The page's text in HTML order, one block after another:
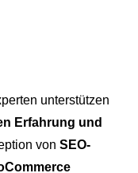
unterstützen
Erfahrung und
von SEO-